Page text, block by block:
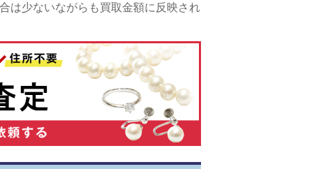
は少ないながらも買取金額に反映され